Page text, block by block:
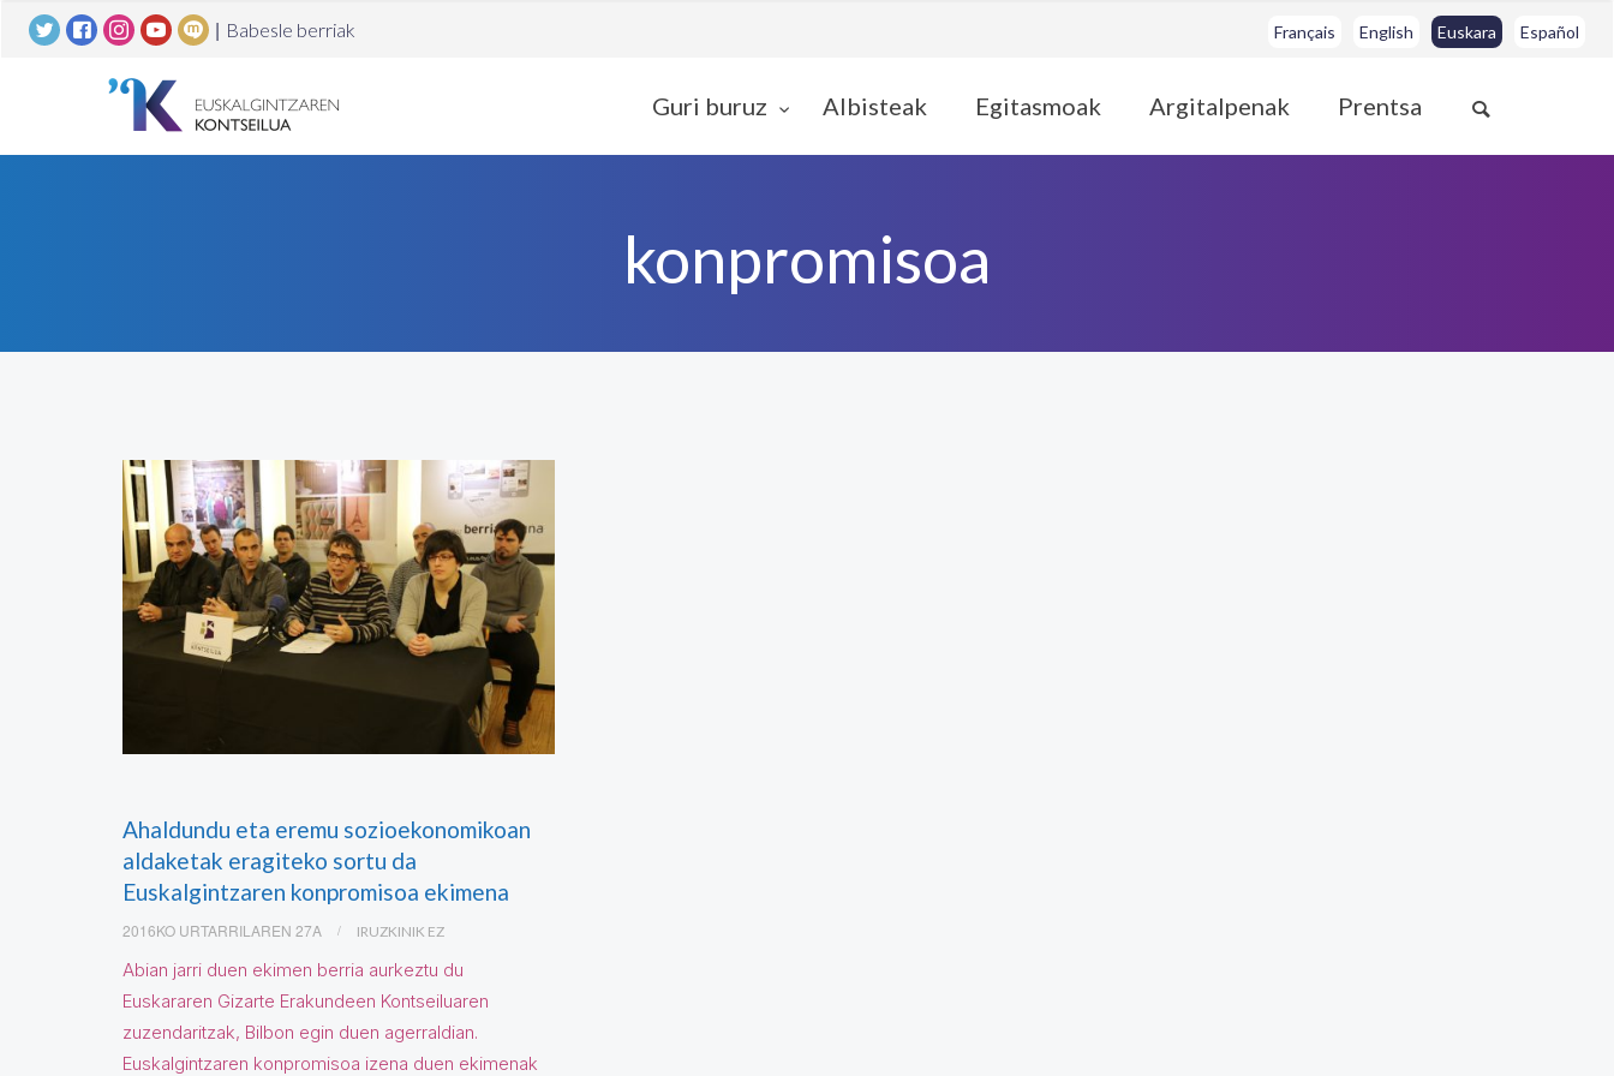
| Babesle berriak Français English Euskara Español
Guri buruz Albisteak Egitasmoak Argitalpenak Prentsa
konpromisoa
Ahaldundu eta eremu sozioekonomikoan
aldaketak eragiteko sortu da
Euskalgintzaren konpromisoa ekimena
2016KO URTARRILAREN 27A IRUZKINIK EZ
Abian jarri duen ekimen berria aurkeztu du
Euskararen Gizarte Erakundeen Kontseiluaren
zuzendaritzak, Bilbon egin duen agerraldian.
Euskalgintzaren konpromisoa izena duen ekimenak